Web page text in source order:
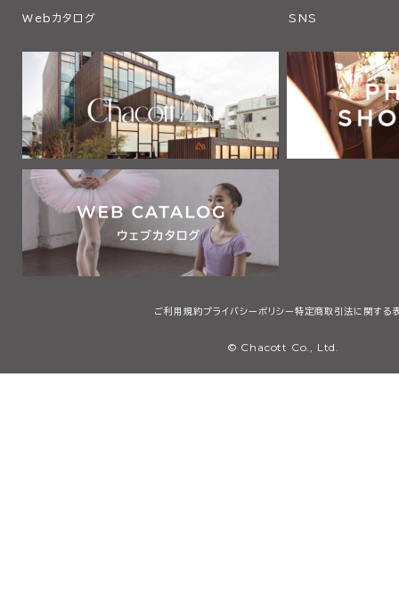
Webカタログ SNS
ご利用規約プライバシーポリシー 特定商取引法に関する
© Chacott Co., Ltd.